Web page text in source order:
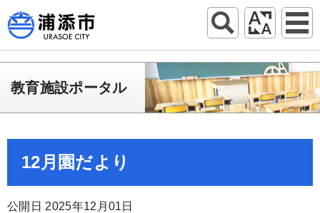
教育施設ポータル
12月園だより
公開日 2025年12月01日